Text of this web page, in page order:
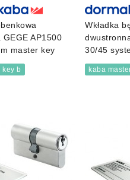
AP1500
master key
key b
Wkładka
30/45
kaba